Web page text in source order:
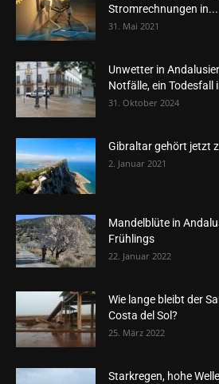
Stromrechnungen in...
31. Mai 2021
Unwetter in
Notfälle, ein Todesfall
31. Oktober 2024
Gibraltar gehört jetzt
2. Januar 2021
Mandelblüte in
Frühlings
22. Januar 2022
Wie lange bleibt der
Costa del Sol?
25. März 2022
Starkregen, hohe